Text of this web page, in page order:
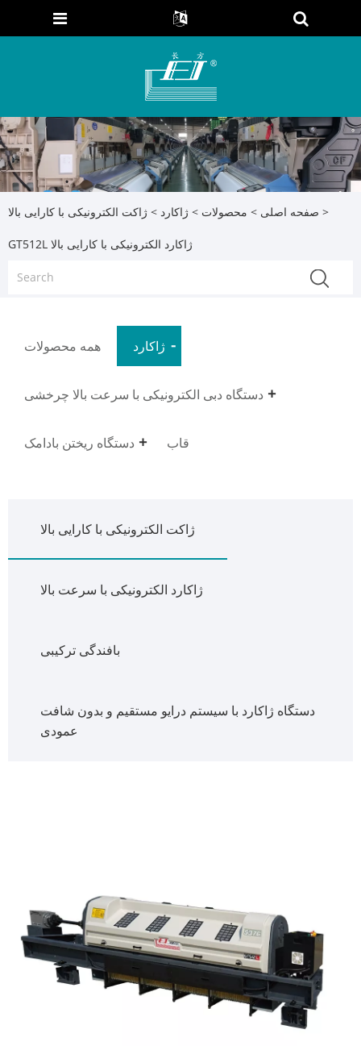
صفحه اصلی > محصولات > ژاکارد > ژاکت الکترونیکی با کارایی بالا >
GT512L ژاکارد الکترونیکی با کارایی بالا
همه محصولات ژاکارد
دستگاه دبی الکترونیکی با سرعت بالا چرخشی
دستگاه ریختن بادامک قاب
ژاکت الکترونیکی با کارایی بالا
ژاکارد الکترونیکی با سرعت بالا
بافندگی ترکیبی
دستگاه ژاکارد با سیستم درایو مستقیم و بدون شافت
عمودی